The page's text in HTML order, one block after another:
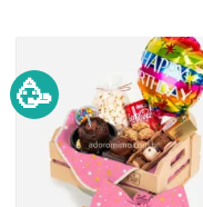
🥳